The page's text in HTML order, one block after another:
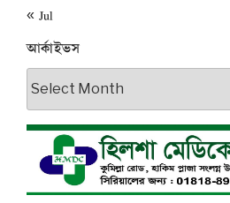
« Jul
আর্কাইভস
আর্কাইভস